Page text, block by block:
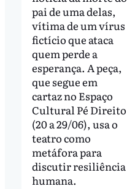
pai de uma delas,
vítima de um vírus
fictício que ataca
quem perde a
esperança. A peça,
que segue em
cartaz no Espaço
Cultural Pé Direito
(20 a 29/06), usa o
teatro como
metáfora para
discutir resiliência
humana.